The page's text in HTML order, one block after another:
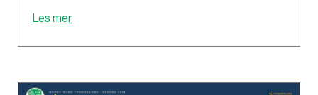
Les mer